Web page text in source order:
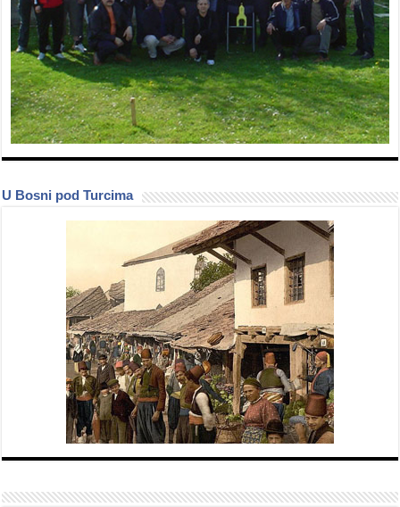
U Bosni pod Turcima